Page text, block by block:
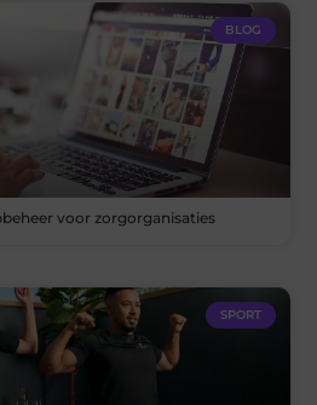
BLOG
voor zorgorganisaties
SPORT